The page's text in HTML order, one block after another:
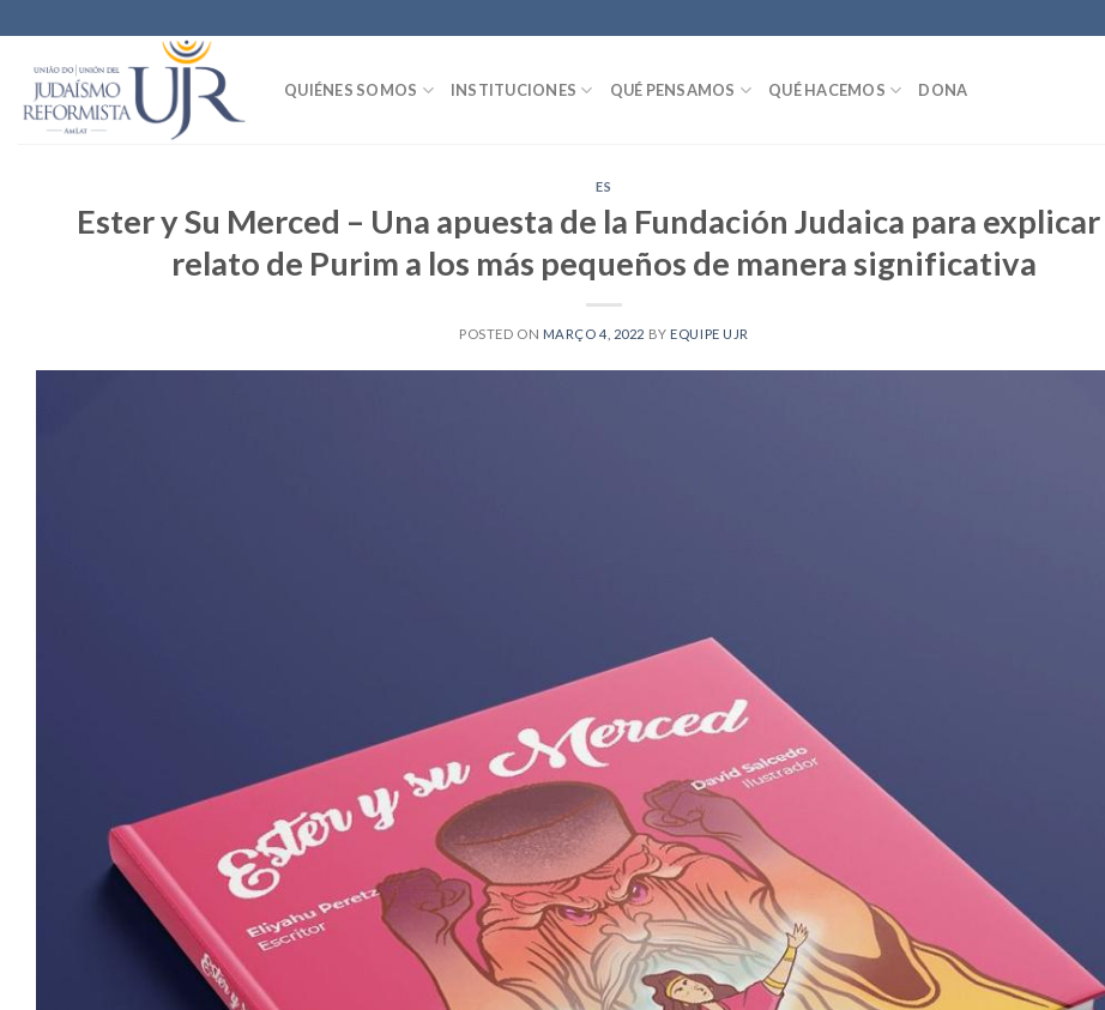
to
content
QUIÉNES SOMOS INSTITUCIONES QUÉ PENSAMOS QUÉ HACEMOS DONA
ES
Ester y Su Merced – Una apuesta de la Fundación Judaica para
relato de Purim a los más pequeños de manera significativa
POSTED ON MARÇO 4, 2022 BY EQUIPE UJR